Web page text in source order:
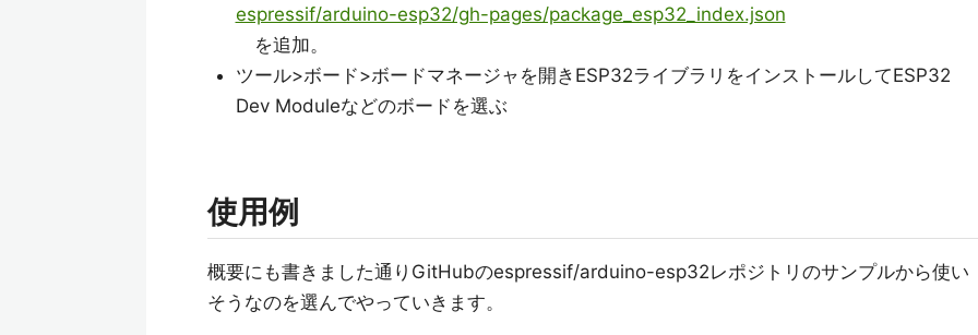
espressif/arduino-esp32/gh-pages/package_esp32_index.json
を追加。
ツール>ボード>ボードマネージャを開きESP32ライブラリをインストールしてESP32
Dev Moduleなどのボードを選ぶ
使用例
概要にも書きました通りGitHubのespressif/arduino-esp32レポジトリのサンプルから使い
そうなのを選んでやっていきます。